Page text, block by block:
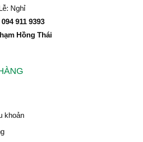
Nghỉ
911 9393
Hồng Thái
khoản